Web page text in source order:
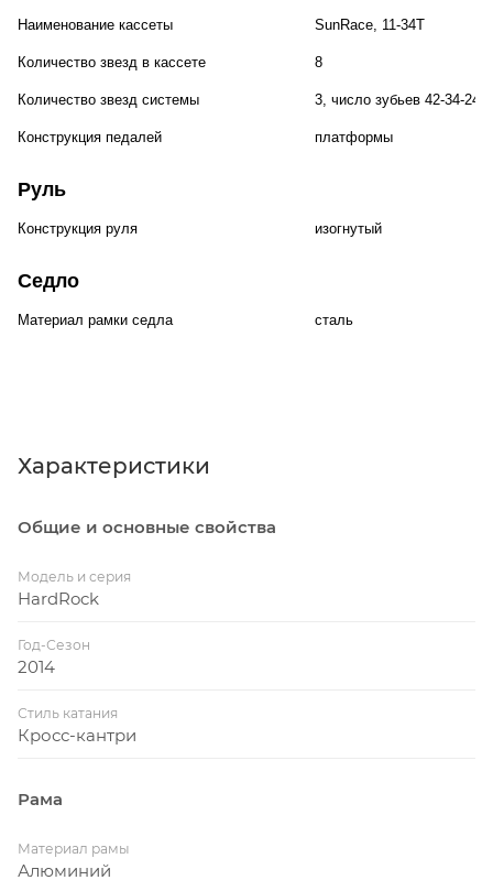
Наименование кассеты SunRace, 11-34T
Количество звезд в кассете 8
Количество звезд системы 3, число зубьев 42-34-24
Конструкция педалей платформы
Руль
Конструкция руля изогнутый
Седло
Материал рамки седла сталь
Характеристики
Общие и основные свойства
Модель и серия
HardRock
Год-Сезон
2014
Стиль катания
Кросс-кантри
Рама
Материал рамы
Алюминий